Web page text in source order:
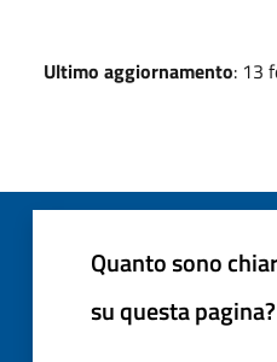
Ultimo aggiornamento: 13
Quanto sono
su questa pagina?